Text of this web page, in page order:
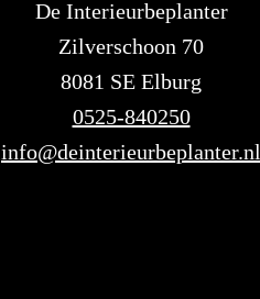
De Interieurbeplanter
Zilverschoon 70
8081 SE Elburg
0525-840250
info@deinterieurbeplanter.nl